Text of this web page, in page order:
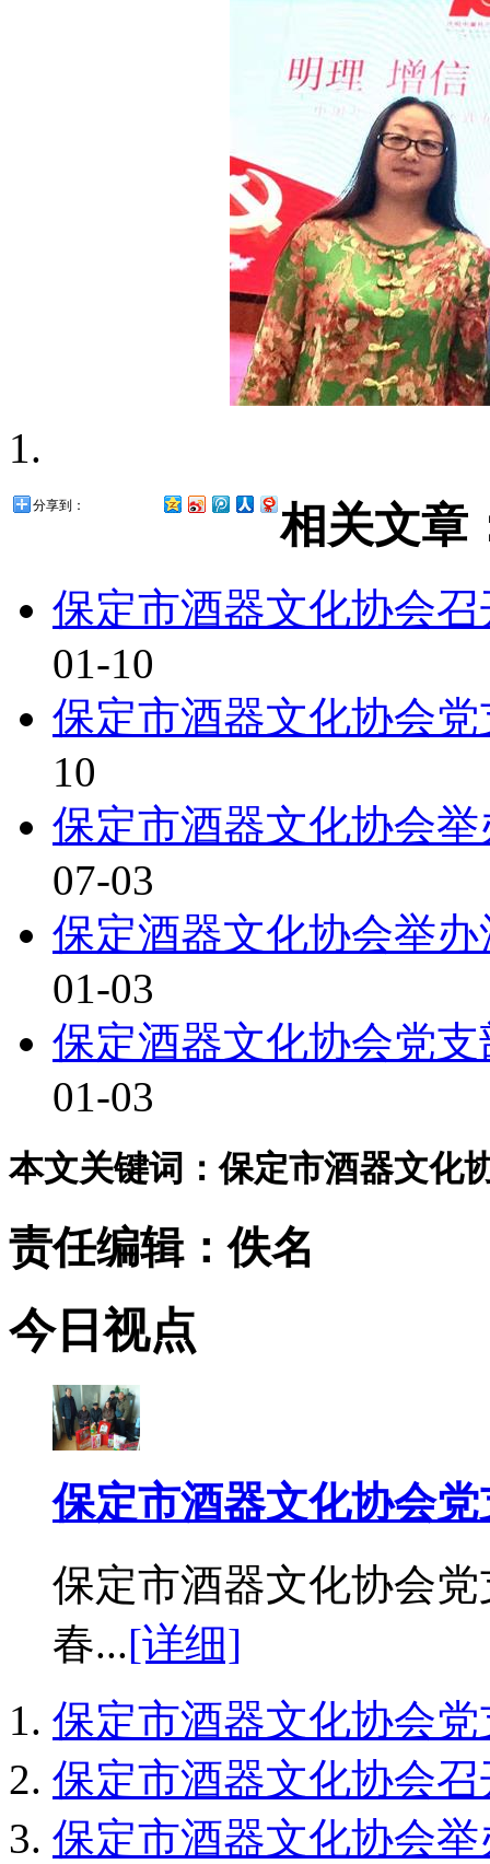
分享到： 相关文章
保定市酒器文化协会
01-10
保定市酒器文化协会
10
保定市酒器文化协会
07-03
保定酒器文化协会举
01-03
保定酒器文化协会党
01-03
本文关键词：保定市酒器文化
责任编辑：佚名
今日视点
保定市酒器文化协会
保定市酒器文化协会
春...[详细]
保定市酒器文化协会
保定市酒器文化协会
保定市酒器文化协会